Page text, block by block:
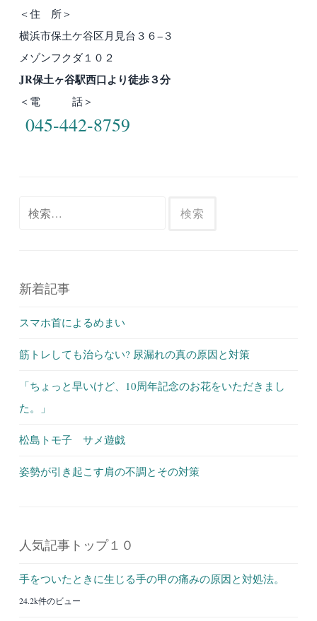
＜住 所＞
横浜市保土ケ谷区月見台３６−３
メゾンフクダ１０２
JR保土ヶ谷駅西口より徒歩３分
＜電 話＞
045-442-8759
新着記事
スマホ首によるめまい
筋トレしても治らない? 尿漏れの真の原因と対策
「ちょっと早いけど、10周年記念のお花をいただきまし
た。」
松島トモ子 サメ遊戯
姿勢が引き起こす肩の不調とその対策
人気記事トップ１０
手をついたときに生じる手の甲の痛みの原因と対処法。
24.2k件のビュー